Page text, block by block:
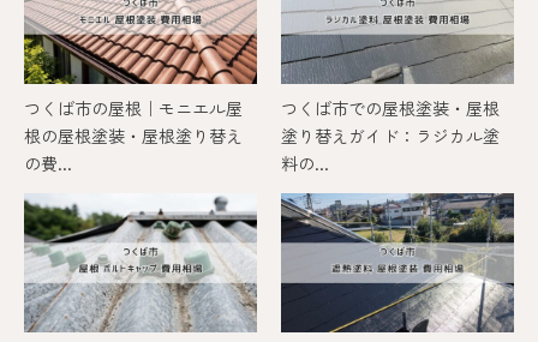
つくば市の屋根｜モニエル屋
根の屋根塗装・屋根塗り替え
の費...
つくば市での屋根塗装・屋根
塗り替えガイド：ラジカル塗
料の...